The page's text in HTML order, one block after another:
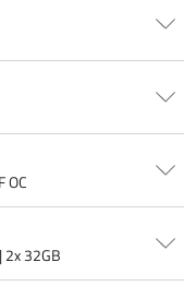
OC
2x 32GB